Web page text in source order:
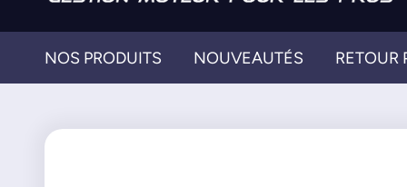
NOS PRODUITS NOUVEAUTÉS RETOUR